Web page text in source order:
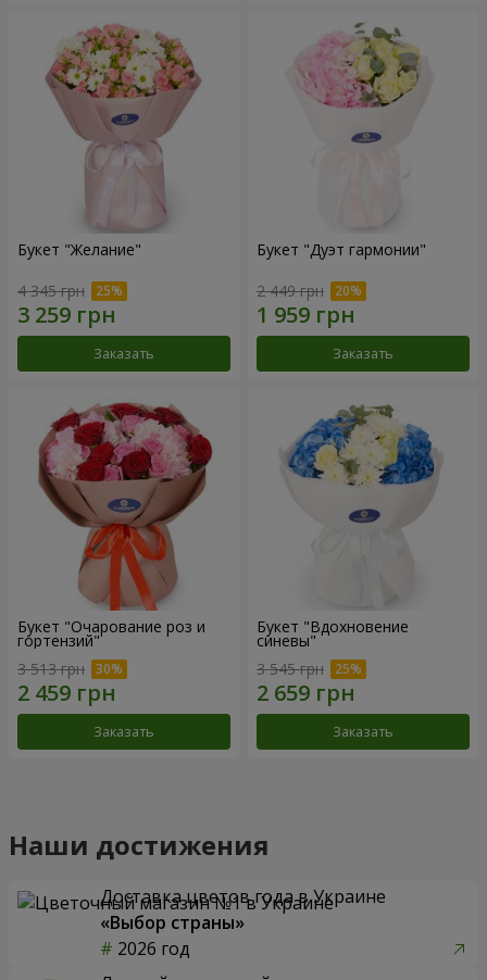
Букет "Желание"
4 345 грн
Заказать
Букет "Дуэт гармонии"
2 449 грн
Заказать
Букет "Очарование роз и
гортензий"
3 513 грн
Заказать
Букет "Вдохновение
синевы"
3 545 грн
Заказать
Наши достижения
Доставка цветов года в Украине
«Выбор страны»
2026 год